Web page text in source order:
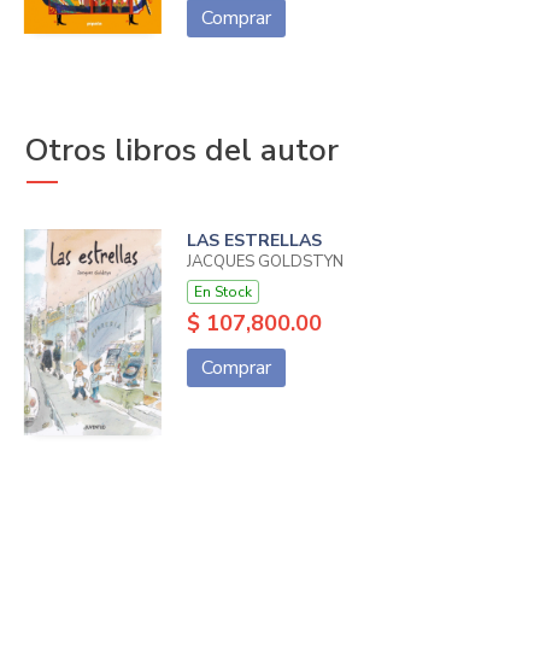
Comprar
Otros libros del autor
LAS ESTRELLAS
JACQUES GOLDSTYN
En Stock
$ 107,800.00
Comprar